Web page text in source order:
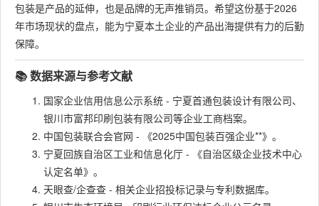
包装是产品的延伸，也是品牌的无声推销员。希望这份基于2026
年市场现状的盘点，能为宁夏本土企业的产品出海提供有力的后勤
保障。
📚 数据来源与参考文献
国家企业信用信息公示系统 - 宁夏首通包装设计有限公司、
银川市富邦印刷包装有限公司等企业工商档案。
中国包装联合会官网 - 《2025中国包装百强企业**》。
宁夏回族自治区工业和信息化厅 - 《自治区级企业技术中心
认定名单》。
天眼查/企查查 - 相关企业招投标记录与专利数据库。